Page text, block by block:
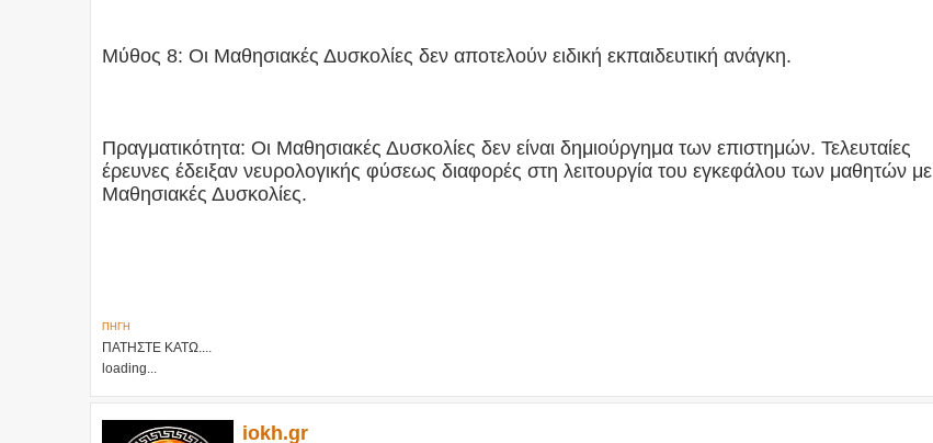
Μύθος 8: Οι Μαθησιακές Δυσκολίες δεν αποτελούν ειδική εκπαιδευτική ανάγκη.
Πραγματικότητα: Οι Μαθησιακές Δυσκολίες δεν είναι δημιούργημα των επιστημών. Τελευταίες
έρευνες έδειξαν νευρολογικής φύσεως διαφορές στη λειτουργία του εγκεφάλου των μαθητών με
Μαθησιακές Δυσκολίες.
ΠΗΓΗ
ΠΑΤΗΣΤΕ ΚΑΤΩ....
loading...
iokh.gr